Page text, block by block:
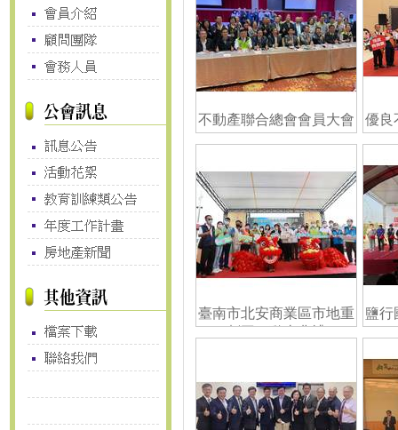
不動產聯合總會會員大會 優良
臺南市北安商業區市地重
劃工程動土典禮
鹽行